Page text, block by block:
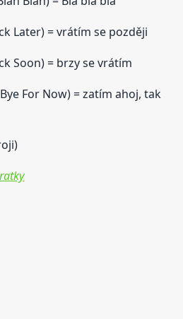
Later) = vrátím se později
Soon) = brzy se vrátím
For Now) = zatím ahoj, tak